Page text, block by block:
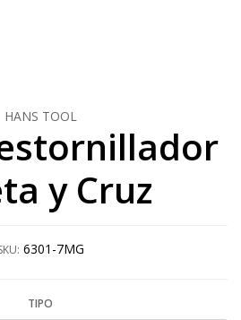
HANS TOOL
y Cruz
6301-7MG
TIPO